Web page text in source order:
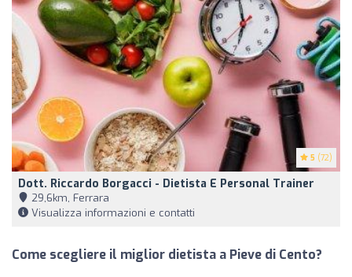
5 (72)
Dott. Riccardo Borgacci - Dietista E Personal Trainer
29,6km, Ferrara
Visualizza informazioni e contatti
Come scegliere il miglior dietista a Pieve di Cento?